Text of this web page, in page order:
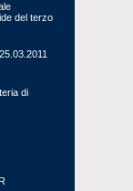
del terzo
di